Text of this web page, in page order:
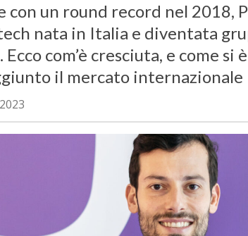
con un round record nel 2018,
nata in Italia e diventata
Ecco com’è cresciuta, e come
il mercato internazionale